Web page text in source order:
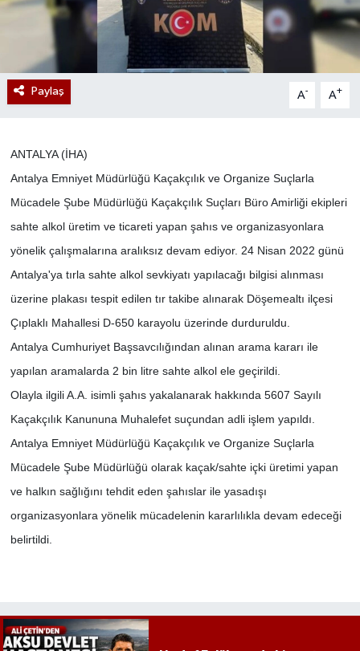
Paylaş A- A+
ANTALYA (İHA)
Antalya Emniyet Müdürlüğü Kaçakçılık ve Organize Suçlarla
Mücadele Şube Müdürlüğü Kaçakçılık Suçları Büro Amirliği ekipleri
sahte alkol üretim ve ticareti yapan şahıs ve organizasyonlara
yönelik çalışmalarına aralıksız devam ediyor. 24 Nisan 2022 günü
Antalya'ya tırla sahte alkol sevkiyatı yapılacağı bilgisi alınması
üzerine plakası tespit edilen tır takibe alınarak Döşemealtı ilçesi
Çıplaklı Mahallesi D-650 karayolu üzerinde durduruldu.
Antalya Cumhuriyet Başsavcılığından alınan arama kararı ile
yapılan aramalarda 2 bin litre sahte alkol ele geçirildi.
Olayla ilgili A.A. isimli şahıs yakalanarak hakkında 5607 Sayılı
Kaçakçılık Kanununa Muhalefet suçundan adli işlem yapıldı.
Antalya Emniyet Müdürlüğü Kaçakçılık ve Organize Suçlarla
Mücadele Şube Müdürlüğü olarak kaçak/sahte içki üretimi yapan
ve halkın sağlığını tehdit eden şahıslar ile yasadışı
organizasyonlara yönelik mücadelenin kararlılıkla devam edeceği
belirtildi.